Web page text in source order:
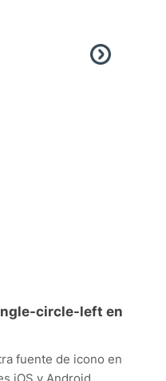
circle-left en
fuente de icono en